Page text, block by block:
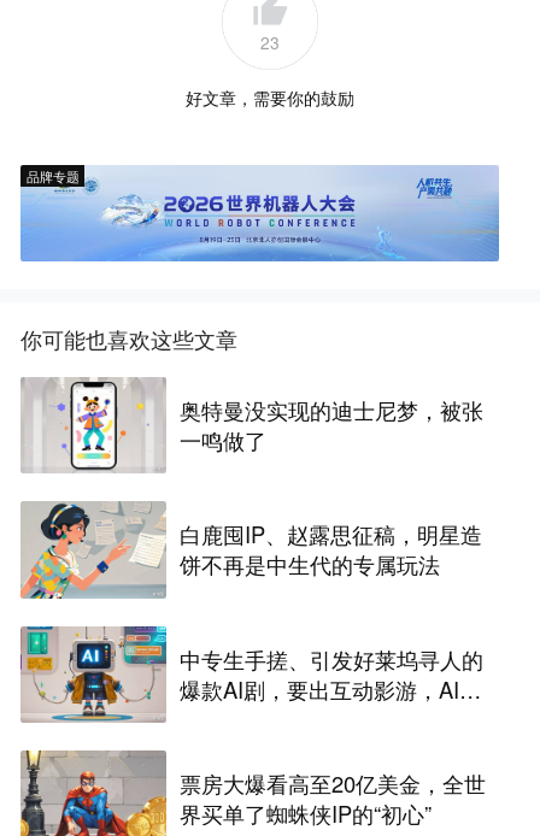
23
好文章，需要你的鼓励
品牌专题
你可能也喜欢这些文章
奥特曼没实现的迪士尼梦，被张
一鸣做了
白鹿囤IP、赵露思征稿，明星造
饼不再是中生代的专属玩法
中专生手搓、引发好莱坞寻人的
爆款AI剧，要出互动影游，AI剧
票房大爆看高至20亿美金，全世
界买单了蜘蛛侠IP的“初心”